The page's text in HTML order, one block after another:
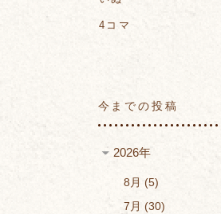
4コマ
今までの投稿
2026年
8月
5
7月
30